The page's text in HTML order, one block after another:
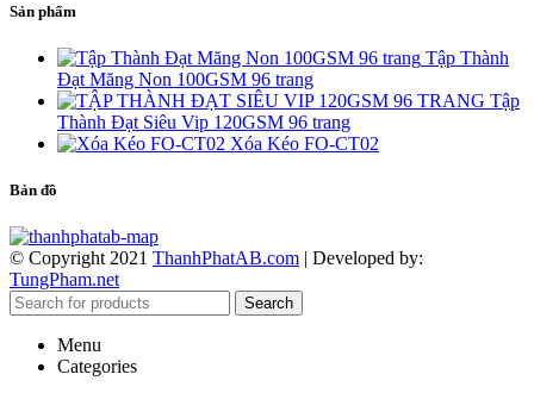
Sản phẩm
Tập Thành
Đạt Măng Non 100GSM 96 trang
Tập
Thành Đạt Siêu Vip 120GSM 96 trang
Xóa Kéo FO-CT02
Bản đồ
© Copyright 2021 ThanhPhatAB.com | Developed by:
TungPham.net
Search
Menu
Categories